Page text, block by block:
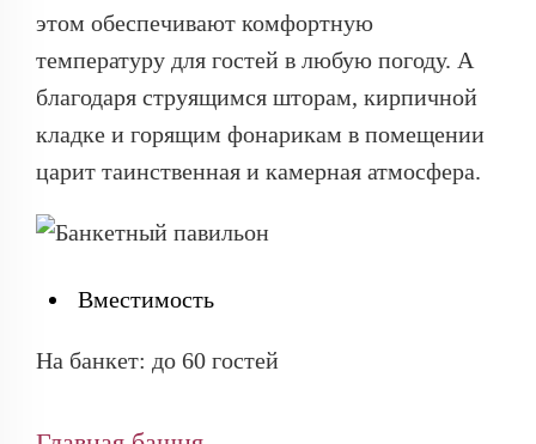
этом обеспечивают комфортную
температуру для гостей в любую погоду. А
благодаря струящимся шторам, кирпичной
кладке и горящим фонарикам в помещении
царит таинственная и камерная атмосфера.
Вместимость
На банкет: до 60 гостей